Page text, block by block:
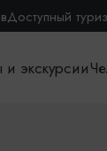
Доступный
и экскурсии